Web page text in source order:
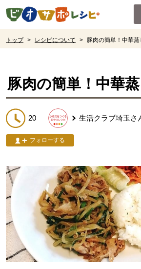
ページの先頭です。
トップ > レシピについて > 豚肉の簡単！中華蒸
豚肉の簡単！中華
20 生活クラブ埼玉 さ
フォローする